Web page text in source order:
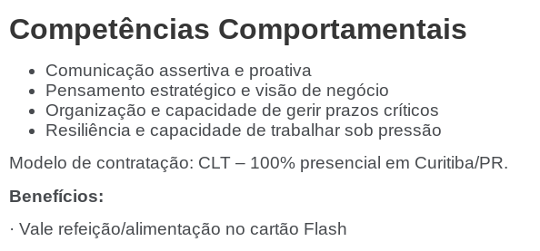
Competências Comportamentais
Comunicação assertiva e proativa
Pensamento estratégico e visão de negócio
Organização e capacidade de gerir prazos críticos
Resiliência e capacidade de trabalhar sob pressão
Modelo de contratação: CLT – 100% presencial em Curitiba/PR.
Benefícios:
· Vale refeição/alimentação no cartão Flash